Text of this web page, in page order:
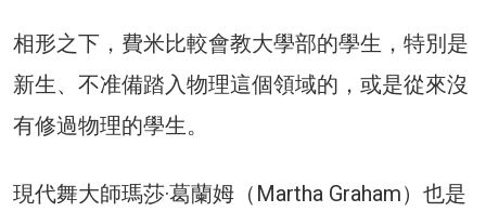
相形之下，費米比較會教大學部的學生，特別是
新生、不准備踏入物理這個領域的，或是從來沒
有修過物理的學生。
現代舞大師瑪莎·葛蘭姆（Martha Graham）也是